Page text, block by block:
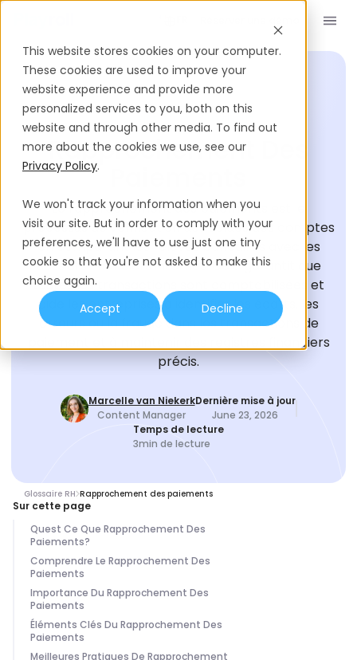
This website stores cookies on your computer.
These cookies are used to improve your
website experience and provide more
personalized services to you, both on this
website and through other media. To find out
more about the cookies we use, see our
Privacy Policy.
We won't track your information when you
visit our site. But in order to comply with your
preferences, we'll have to use just one tiny
cookie so that you're not asked to make this
choice again.
Accept
Decline
GLOSSAIRE DU RECRUTEMENT
Rapprochement Des
Le rapprochement des paiements est le
processus de vérification des soldes des comptes
en comparant les relevés bancaires avec les
dossiers financiers internes. Cela garantit que
toutes les transactions sont comptabilisées et
aide les entreprises à identifier les écarts, les
erreurs ou la fraude dans les transactions de
paiement et à maintenir des registres financiers
précis.
Marcelle van Niekerk
Content Manager
Dernière mise à jour
June 23, 2026
Temps de lecture
3min de lecture
Glossaire RH Rapprochement des paiements
Sur cette page
Quest Ce Que Rapprochement Des
Paiements?
Comprendre Le Rapprochement Des
Paiements
Importance Du Rapprochement Des
Paiements
Éléments Clés Du Rapprochement Des
Paiements
Meilleures Pratiques De Rapprochement